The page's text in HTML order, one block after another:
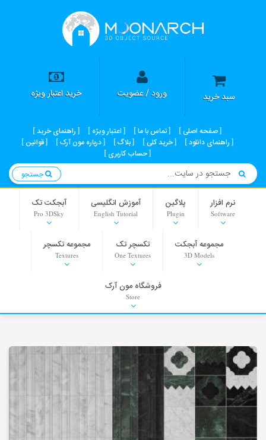
سبد خرید ورود / عضویت خرید اعتبار ویژه
صفحه اصلی تماس با ما اعتبار ویژه
راهنمای خرید
راهنمای دانلود
خرید کلی بلاگ درباره مون آرک
قوانین
حساب کاربری
نرم افزار
Software
پلاگین
Plugin
آموزش انگلیسی
English Tutorial
آبجکت تک
Pro 3DSky
مجموعه آبجکت
3D Models
تکسچر تک
One Textures
مجموعه تکسچر
Textures
PNG-PSD
Background
Stock Images
فروشگاه مون آرک
Store